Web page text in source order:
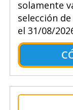
solamente
selección
el 31/08/